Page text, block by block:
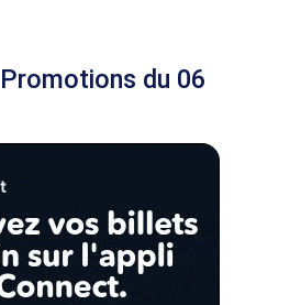
du 06